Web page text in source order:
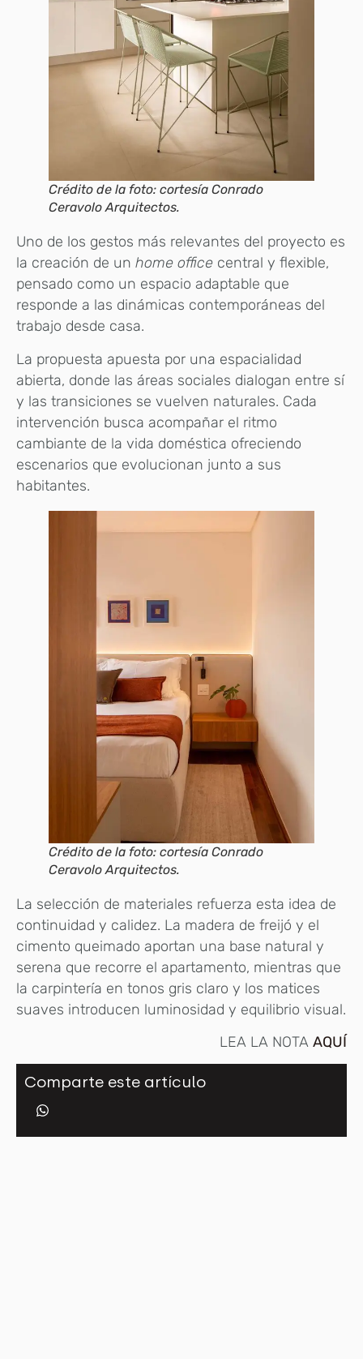
Crédito de la foto: cortesía Conrado
Ceravolo Arquitectos.
Uno de los gestos más relevantes del proyecto es
la creación de un home office central y flexible,
pensado como un espacio adaptable que
responde a las dinámicas contemporáneas del
trabajo desde casa.
La propuesta apuesta por una espacialidad
abierta, donde las áreas sociales dialogan entre sí
y las transiciones se vuelven naturales. Cada
intervención busca acompañar el ritmo
cambiante de la vida doméstica ofreciendo
escenarios que evolucionan junto a sus
habitantes.
Crédito de la foto: cortesía Conrado
Ceravolo Arquitectos.
La selección de materiales refuerza esta idea de
continuidad y calidez. La madera de freijó y el
cimento queimado aportan una base natural y
serena que recorre el apartamento, mientras que
la carpintería en tonos gris claro y los matices
suaves introducen luminosidad y equilibrio visual.
LEA LA NOTA AQUÍ
Comparte este artículo